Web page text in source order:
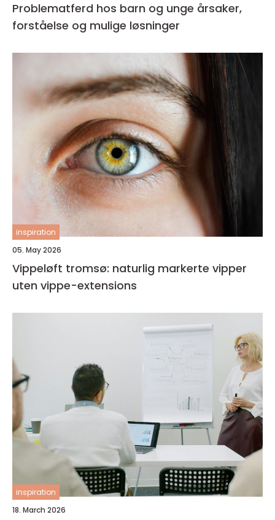
Problematferd hos barn og unge årsaker,
forståelse og mulige løsninger
inspiration
05. May 2026
Vippeløft tromsø: naturlig markerte vipper
uten vippe-extensions
inspiration
18. March 2026